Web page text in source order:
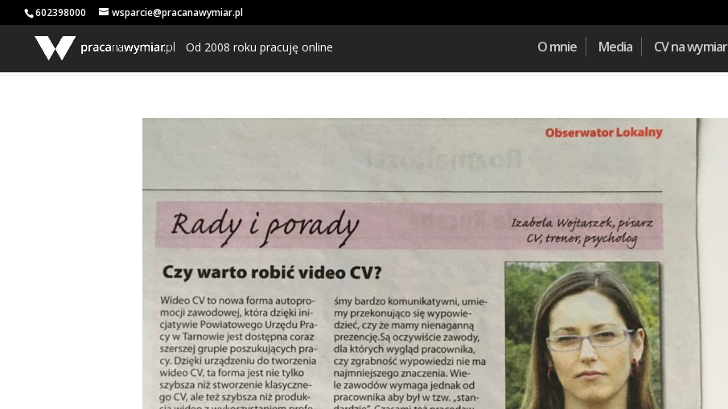
602398000 wsparcie@pracanawymiar.pl
Od 2008 roku pracuję online O mnie Media CV na wymiar